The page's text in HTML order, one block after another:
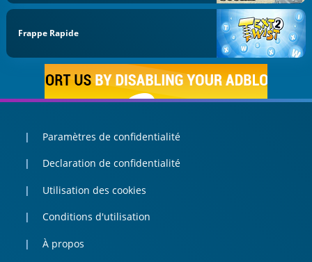
Frappe Rapide
Paramètres de confidentialité
Declaration de confidentialité
Utilisation des cookies
Conditions d'utilisation
À propos